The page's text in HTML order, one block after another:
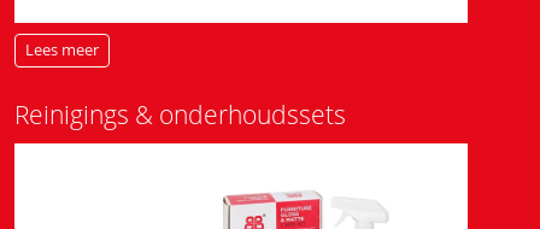
Lees meer
Reinigings & onderhoudssets